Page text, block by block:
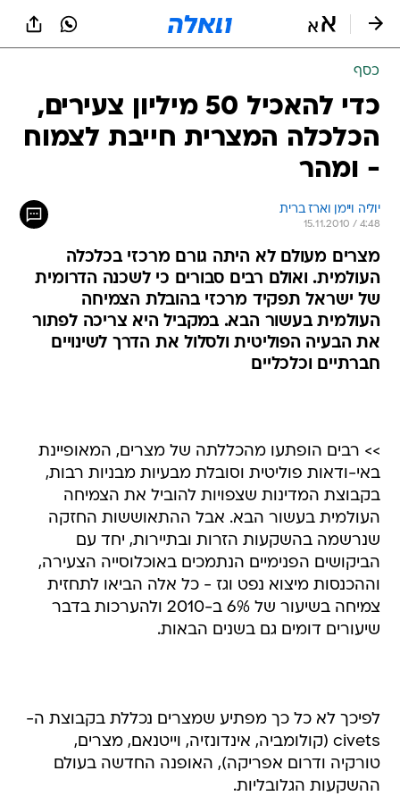
כסף
כדי להאכיל 50 מיליון צעירים,
הכלכלה המצרית חייבת לצמוח
- ומהר
יוליה ויימן וארז ברית
15.11.2010 / 4:48
מצרים מעולם לא היתה גורם מרכזי בכלכלה
העולמית. ואולם רבים סבורים כי לשכנה הדרומית
של ישראל תפקיד מרכזי בהובלת הצמיחה
העולמית בעשור הבא. במקביל היא צריכה לפתור
את הבעיה הפוליטית ולסלול את הדרך לשינויים
חברתיים וכלכליים
>> רבים הופתעו מהכללתה של מצרים, המאופיינת
באי-ודאות פוליטית וסובלת מבעיות מבניות רבות,
בקבוצת המדינות שצפויות להוביל את הצמיחה
העולמית בעשור הבא. אבל ההתאוששות החזקה
שנרשמה בהשקעות הזרות ובתיירות, יחד עם
הביקושים הפנימיים הנתמכים באוכלוסייה הצעירה,
וההכנסות מיצוא נפט וגז - כל אלה הביאו לתחזית
צמיחה בשיעור של 6% ב-2010 ולהערכות בדבר
שיעורים דומים גם בשנים הבאות.
לפיכך לא כל כך מפתיע שמצרים נכללת בקבוצת ה-
civets (קולומביה, אינדונזיה, וייטנאם, מצרים,
טורקיה ודרום אפריקה), האופנה החדשה בעולם
ההשקעות הגלובליות.